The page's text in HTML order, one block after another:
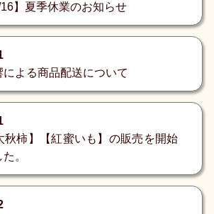
16】夏季休業のお知らせ
による商品配送について
秋柿】【紅蜜いも】の販売を開始
。